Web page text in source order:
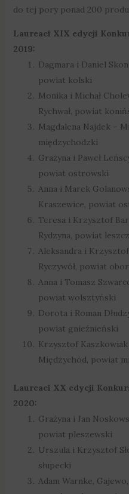
do tej pory ponad 200
Laureaci XIX edycji
2019:
Dagmara i Daniel
powiat kolski
Monika i Michał
Rychwał, powiat
Magdalena Najdek –
międzychodzki
Grażyna i Paweł
powiat ostrowski
Anna i Marek
Kraszewice, powiat
Teresa i Krzysztof
Rydzyna, powiat
Aleksandra i
Ryczywół, powiat
Anna i Tomasz
powiat wolsztyński
Dorota i Roman
powiat gnieźnieński
Krzysztof
Międzychód, powiat
Laureaci XX edycji
2020:
Grażyna i Jan
powiat pleszewski
Urszula i Krzysztof
słupecki
Adam Warnke,